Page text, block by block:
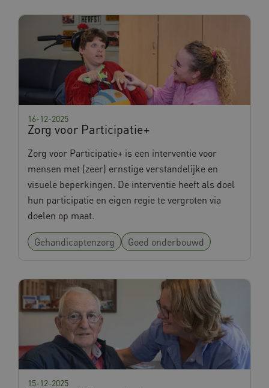
Zorg voor Participatie+
16-12-2025
Zorg voor Participatie+ is een interventie voor
mensen met (zeer) ernstige verstandelijke en
visuele beperkingen. De interventie heeft als doel
hun participatie en eigen regie te vergroten via
doelen op maat.
Gehandicaptenzorg Goed onderbouwd
15-12-2025
Naam
YSC
Google LLC
.youtube.com
BCSessionID
BCSessionID w036.databankinterventies.nl